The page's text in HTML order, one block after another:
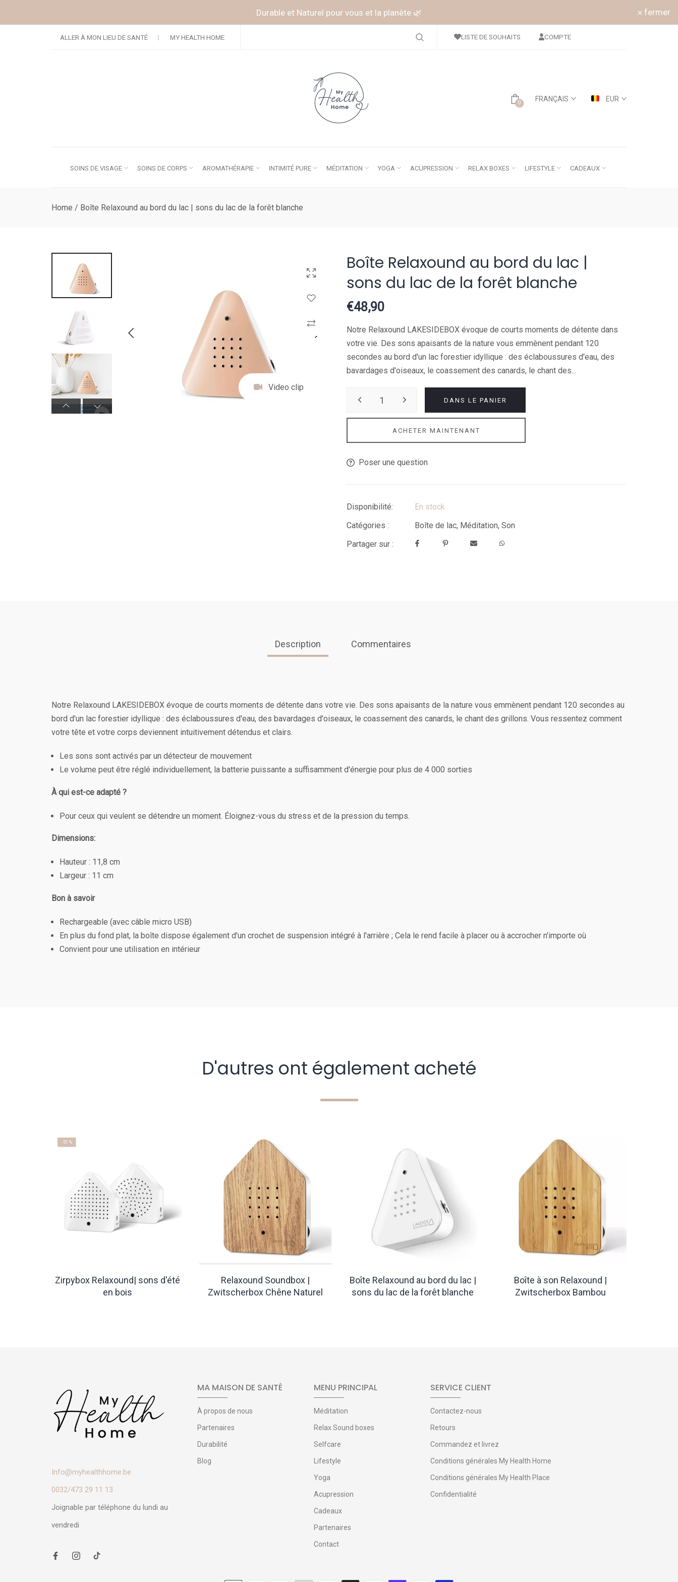
Durable et Naturel pour vous et la planète 🌿 fermer
ALLER À MON LIEU DE SANTÉ MY HEALTH HOME LISTE DE SOUHAITS COMPTE
0 FRANÇAIS EUR
SOINS DE VISAGE SOINS DE CORPS AROMATHÉRAPIE INTIMITÉ PURE MÉDITATION YOGA ACUPRESSION RELAX BOXES LIFESTYLE CADEAUX
Home / Boîte Relaxound au bord du lac | sons du lac de la forêt blanche
Video clip
Cliquez pour agrandir
Connectez-vous pour utiliser la liste de souhaits
Comparer
Boîte Relaxound au bord du lac |
sons du lac de la forêt blanche
€48,90
Notre Relaxound LAKESIDEBOX évoque de courts moments de détente dans
votre vie. Des sons apaisants de la nature vous emmènent pendant 120
secondes au bord d'un lac forestier idyllique : des éclaboussures d'eau, des
bavardages d'oiseaux, le coassement des canards, le chant des...
DANS LE PANIER
ACHETER MAINTENANT
Poser une question
Disponibilité:
En stock
Catégories :
Boîte de lac, Méditation, Son
Partager sur :
Description Commentaires
Notre Relaxound LAKESIDEBOX évoque de courts moments de détente dans votre vie. Des sons apaisants de la nature vous emmènent pendant 120 secondes au
bord d'un lac forestier idyllique : des éclaboussures d'eau, des bavardages d'oiseaux, le coassement des canards, le chant des grillons. Vous ressentez comment
votre tête et votre corps deviennent intuitivement détendus et clairs.
Les sons sont activés par un détecteur de mouvement
Le volume peut être réglé individuellement, la batterie puissante a suffisamment d'énergie pour plus de 4 000 sorties
À qui est-ce adapté ?
Pour ceux qui veulent se détendre un moment. Éloignez-vous du stress et de la pression du temps.
Dimensions:
Hauteur : 11,8 cm
Largeur : 11 cm
Bon à savoir
Rechargeable (avec câble micro USB)
En plus du fond plat, la boîte dispose également d'un crochet de suspension intégré à l'arrière ; Cela le rend facile à placer ou à accrocher n'importe où
Convient pour une utilisation en intérieur
D'autres ont également acheté
- 51 %
Zirpybox Relaxound| sons d'été
en bois
Relaxound Soundbox |
Zwitscherbox Chêne Naturel
Boîte Relaxound au bord du lac |
sons du lac de la forêt blanche
Boîte à son Relaxound |
Zwitscherbox Bambou
Info@myhealthhome.be
0032/473 29 11 13
Joignable par téléphone du lundi au
vendredi
MA MAISON DE SANTÉ
À propos de nous
Partenaires
Durabilité
Blog
MENU PRINCIPAL
Méditation
Relax Sound boxes
Selfcare
Lifestyle
Yoga
Acupression
Cadeaux
Partenaires
Contact
SERVICE CLIENT
Contactez-nous
Retours
Commandez et livrez
Conditions générales My Health Home
Conditions générales My Health Place
Confidentialité